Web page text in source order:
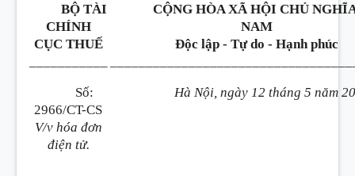
BỘ TÀI
CHÍNH
CỤC THUẾ
CỘNG HÒA XÃ HỘI CHỦ
NAM
Độc lập - Tự do - Hạnh phúc
Số:
2966/CT-CS
V/v hóa đơn
điện tử.
Hà Nội, ngày 12 tháng 5 năm